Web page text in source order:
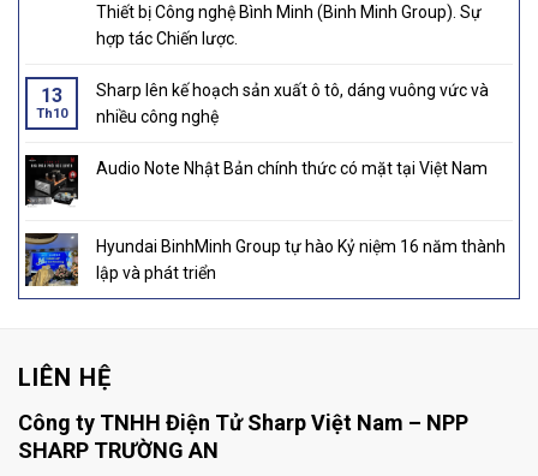
Thiết bị Công nghệ Bình Minh (Binh Minh Group). Sự
hợp tác Chiến lược.
13
Th10
Sharp lên kế hoạch sản xuất ô tô, dáng vuông vức và
nhiều công nghệ
Audio Note Nhật Bản chính thức có mặt tại Việt Nam
Hyundai BinhMinh Group tự hào Kỷ niệm 16 năm thành
lập và phát triển
LIÊN HỆ
Công ty TNHH Điện Tử Sharp Việt Nam – NPP
SHARP TRƯỜNG AN